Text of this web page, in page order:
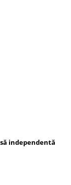
independentă